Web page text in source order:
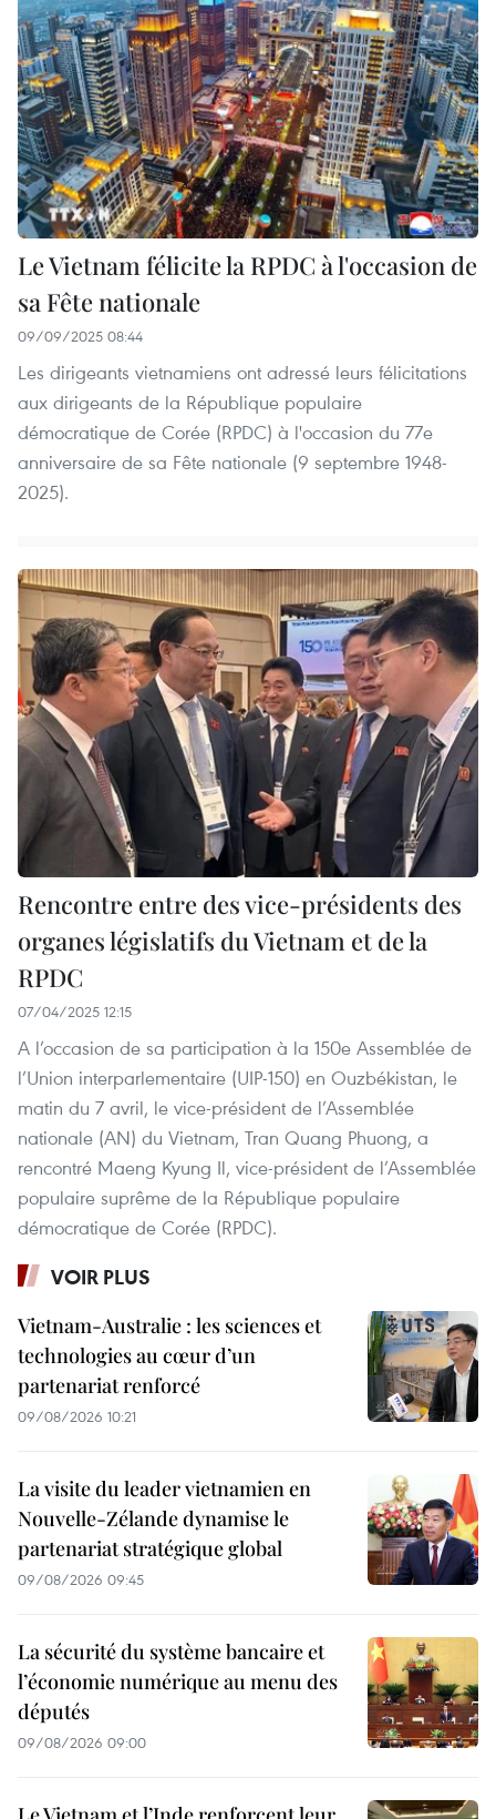
Le Vietnam félicite la RPDC à l'occasion de
sa Fête nationale
09/09/2025 08:44
Les dirigeants vietnamiens ont adressé leurs félicitations
aux dirigeants de la République populaire
démocratique de Corée (RPDC) à l'occasion du 77e
anniversaire de sa Fête nationale (9 septembre 1948-
2025).
Rencontre entre des vice-présidents des
organes législatifs du Vietnam et de la
RPDC
07/04/2025 12:15
A l’occasion de sa participation à la 150e Assemblée de
l’Union interparlementaire (UIP-150) en Ouzbékistan, le
matin du 7 avril, le vice-président de l’Assemblée
nationale (AN) du Vietnam, Tran Quang Phuong, a
rencontré Maeng Kyung Il, vice-président de l’Assemblée
populaire suprême de la République populaire
démocratique de Corée (RPDC).
VOIR PLUS
Vietnam-Australie : les sciences et
technologies au cœur d’un
partenariat renforcé
09/08/2026 10:21
La visite du leader vietnamien en
Nouvelle-Zélande dynamise le
partenariat stratégique global
09/08/2026 09:45
La sécurité du système bancaire et
l’économie numérique au menu des
députés
09/08/2026 09:00